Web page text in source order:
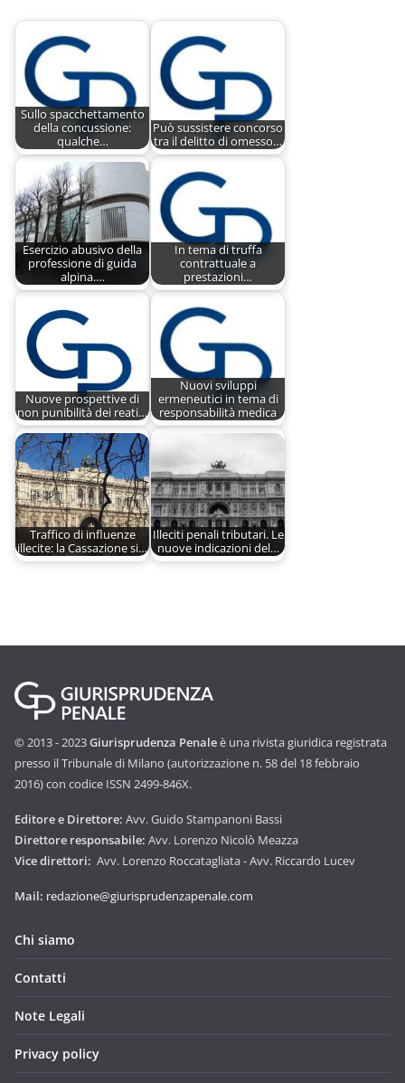
Sullo spacchettamento
della concussione:
qualche…
Può sussistere concorso
tra il delitto di omesso…
Esercizio abusivo della
professione di guida
alpina.…
In tema di truffa
contrattuale a
prestazioni…
Nuove prospettive di
non punibilità dei reati…
Nuovi sviluppi
ermeneutici in tema di
responsabilità medica
Traffico di influenze
illecite: la Cassazione si…
Illeciti penali tributari. Le
nuove indicazioni del…
© 2013 - 2023Giurisprudenza Penaleè una rivista giuridica registrata
presso il Tribunale di Milano (autorizzazione n. 58 del 18 febbraio
2016) con codice ISSN 2499-846X.
Editore e Direttore: Avv. Guido Stampanoni Bassi
Direttore responsabile: Avv. Lorenzo Nicolò Meazza
Vice direttori: Avv. Lorenzo Roccatagliata - Avv. Riccardo Lucev
Mail: redazione@giurisprudenzapenale.com
Chi siamo
Contatti
Note Legali
Privacy policy